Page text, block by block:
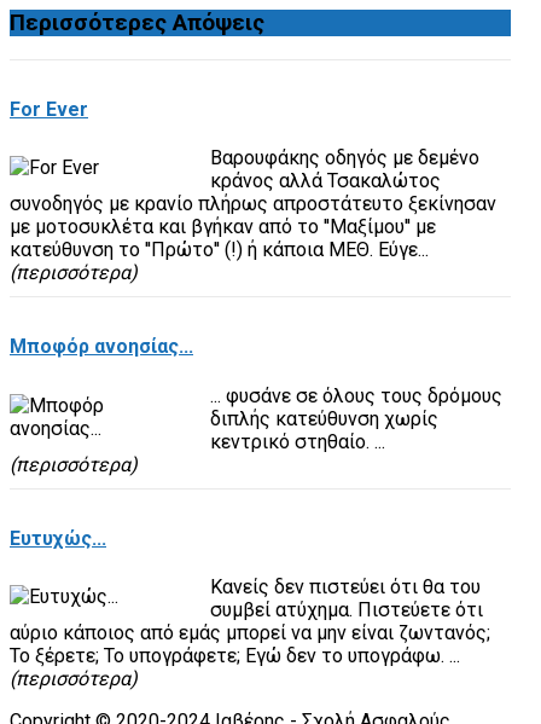
ΠερισσότερεςΑπόψεις
For Ever
Βαρουφάκης οδηγός με δεμένο
κράνος αλλά Τσακαλώτος
συνοδηγός με κρανίο πλήρως απροστάτευτο ξεκίνησαν
με μοτοσυκλέτα και βγήκαν από το ''Μαξίμου'' με
κατεύθυνση το ''Πρώτο'' (!) ή κάποια ΜΕΘ. Εύγε...
(περισσότερα)
Μποφόρ ανοησίας...
... φυσάνε σε όλους τους δρόμους
διπλής κατεύθυνση χωρίς
κεντρικό στηθαίο. ...
(περισσότερα)
Ευτυχώς...
Κανείς δεν πιστεύει ότι θα του
συµβεί ατύχηµα. Πιστεύετε ότι
αύριο κάποιος από εµάς µπορεί να µην είναι ζωντανός;
Το ξέρετε; Το υπογράφετε; Εγώ δεν το υπογράφω. ...
(περισσότερα)